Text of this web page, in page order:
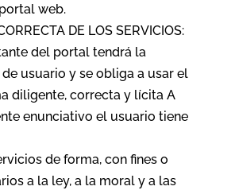
web.
DE LOS SERVICIOS:
del portal tendrá la
usuario y se obliga a usar el
diligente, correcta y lícita A
enunciativo el usuario tiene
de forma, con fines o
a la ley, a la moral y a las